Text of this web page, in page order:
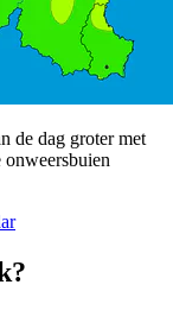
de dag groter met